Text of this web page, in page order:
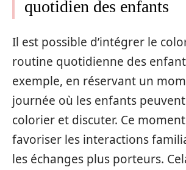
quotidien des enfants
Il est possible d’intégrer le
routine quotidienne des
exemple, en réservant un
journée où les enfants
colorier et discuter. Ce
favoriser les interactions
les échanges plus porteurs.